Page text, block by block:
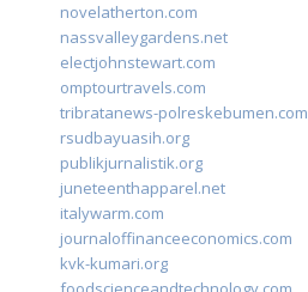
novelatherton.com
nassvalleygardens.net
electjohnstewart.com
omptourtravels.com
tribratanews-polreskebumen.com
rsudbayuasih.org
publikjurnalistik.org
juneteenthapparel.net
italywarm.com
journaloffinanceeconomics.com
kvk-kumari.org